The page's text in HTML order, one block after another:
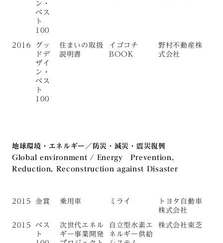
ン・
ベス
ト
100
2016
グッ
ドデ
ザイ
ン・
ベス
ト
100
住まいの取扱
説明書
イゴコチ
BOOK
野村不動産株
式会社
地球環境・エネルギー／防災・減災・震災復興
Global environment / Energy Prevention,
Reduction, Reconstruction against Disaster
2015 金賞 乗用車 ミライ
トヨタ自動車
株式会社
2015
ベス
ト
次世代エネル
ギー事業開発
自立型水素エ
ネルギー供給
株式会社東芝